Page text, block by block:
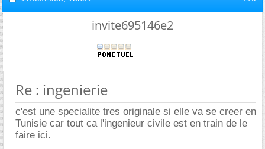
invite695146e2
Re : ingenierie
c'est une specialite tres originale si elle va se creer en
Tunisie car tout ca l'ingenieur civile est en train de le
faire ici.